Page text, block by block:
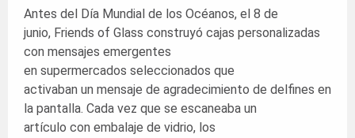
Antes del Día Mundial de los Océanos, el 8 de
junio, Friends of Glass construyó cajas personalizadas
con mensajes emergentes
en supermercados seleccionados que
activaban un mensaje de agradecimiento de delfines en
la pantalla. Cada vez que se escaneaba un
artículo con embalaje de vidrio, los